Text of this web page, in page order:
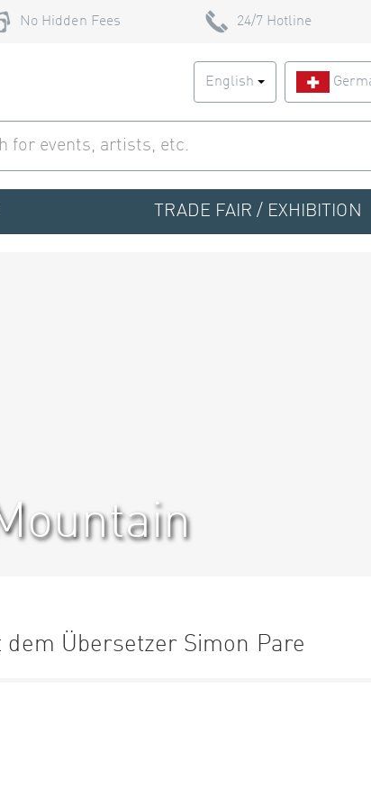
No Hidden Fees 24/7 Hotline
English
TRADE FAIR / EXHIBITION
Übersetzer Simon Pare